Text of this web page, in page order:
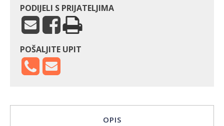
PODIJELI S PRIJATELJIMA
POŠALJITE UPIT
OPIS